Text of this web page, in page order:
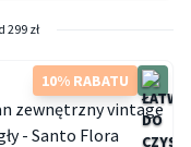
zł
10% RABATU
zewnętrzny vintage
- Santo Flora